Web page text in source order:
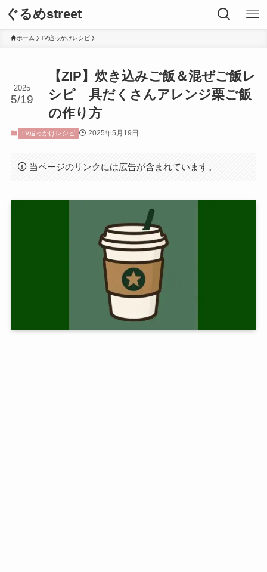
ぐるめstreet
ホーム TV追っかけレシピ
【ZIP】炊き込みご飯＆混ぜご飯レ
シピ 具だくさんアレンジ栗ご飯
の作り方
2025
5/19
TV追っかけレシピ 2025年5月19日
当ページのリンクには広告が含まれています。